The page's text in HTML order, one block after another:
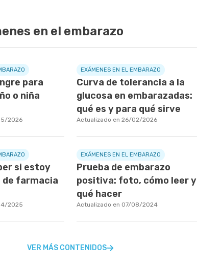
en el embarazo
para
o niña
2026
EXÁMENES EN EL EMBARAZO
Curva de tolerancia a la
glucosa en embarazadas:
qué es y para qué sirve
Actualizado en 26/02/2026
si estoy
de farmacia
2025
EXÁMENES EN EL EMBARAZO
Prueba de embarazo
positiva: foto, cómo leer y
qué hacer
Actualizado en 07/08/2024
VER MÁS CONTENIDOS